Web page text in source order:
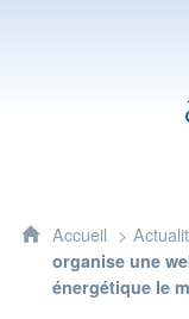
Accueil
organise une
énergétique le